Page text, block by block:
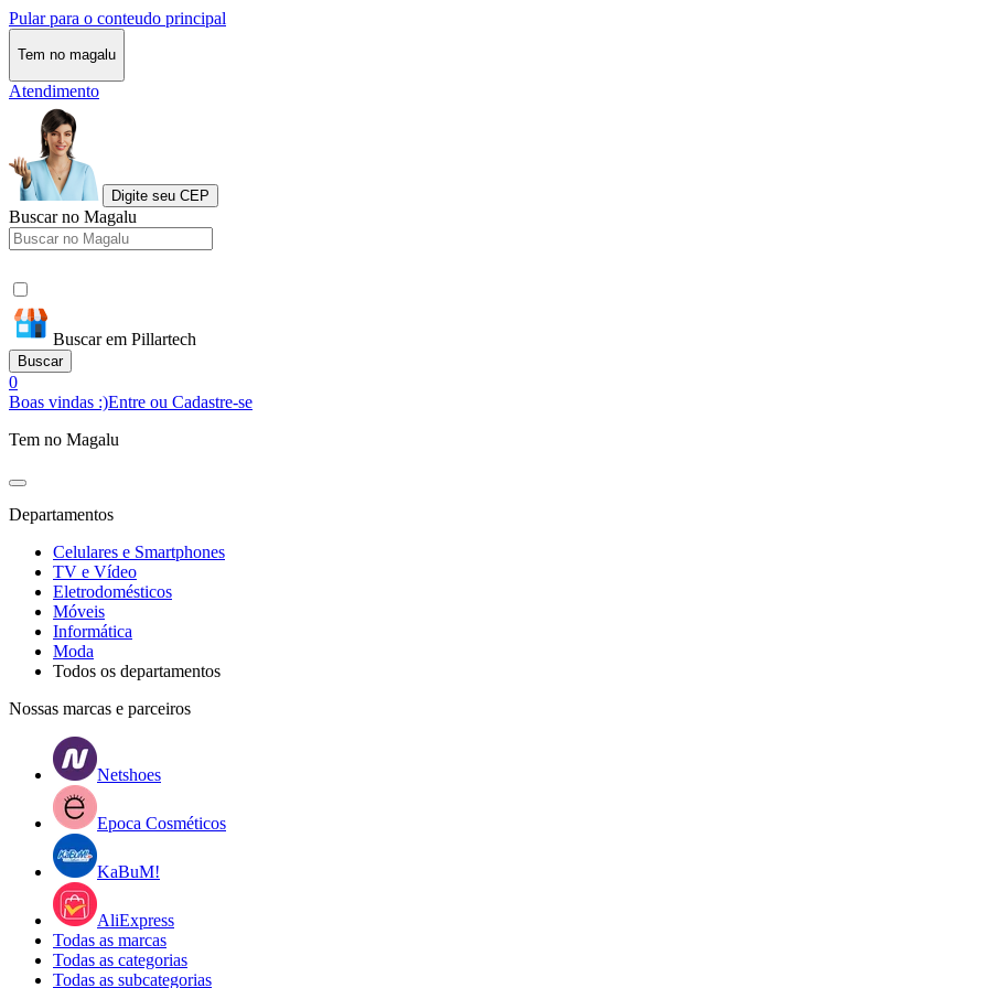
Pular para o conteudo principal
Tem no magalu
Atendimento
Digite seu CEP
Buscar no Magalu
Buscar em Pillartech
Buscar
0
Boas vindas :)Entre ou Cadastre-se
Tem no Magalu
Departamentos
Celulares e Smartphones
TV e Vídeo
Eletrodomésticos
Móveis
Informática
Moda
Todos os departamentos
Nossas marcas e parceiros
Netshoes
Epoca Cosméticos
KaBuM!
AliExpress
Todas as marcas
Todas as categorias
Todas as subcategorias